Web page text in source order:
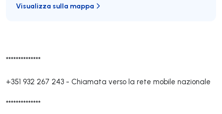
**************
+351 932 267 243 - Chiamata verso la rete mobile nazionale
**************
Visualizza sulla mappa